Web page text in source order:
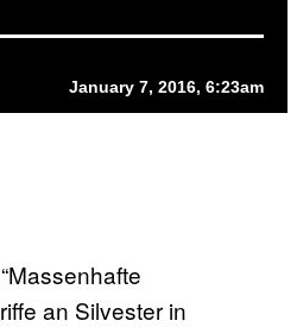
January 7, 2016, 6:23am
an Silvester in